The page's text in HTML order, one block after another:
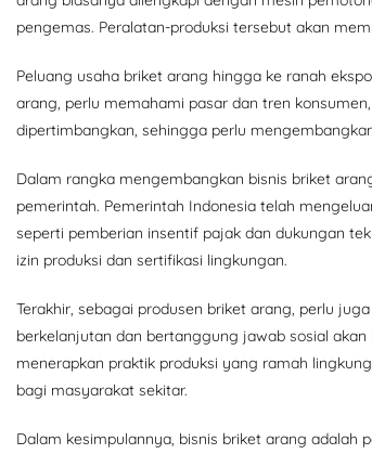
pengemas. Peralatan-produksi tersebut akan
Peluang usaha briket arang hingga ke ranah
arang, perlu memahami pasar dan tren
dipertimbangkan, sehingga perlu
Dalam rangka mengembangkan bisnis briket
pemerintah. Pemerintah Indonesia telah
seperti pemberian insentif pajak dan dukungan
izin produksi dan sertifikasi lingkungan.
Terakhir, sebagai produsen briket arang, perlu
berkelanjutan dan bertanggung jawab sosial
menerapkan praktik produksi yang ramah
bagi masyarakat sekitar.
Dalam kesimpulannya, bisnis briket arang